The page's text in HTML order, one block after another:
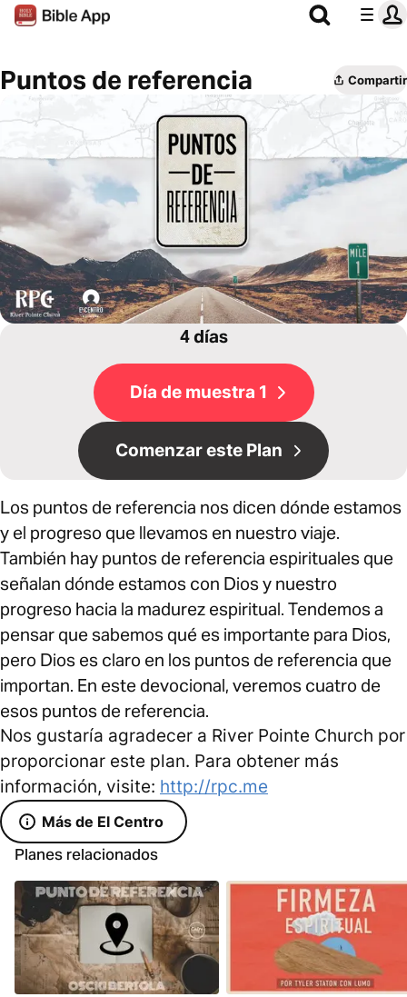
Puntos de referencia Compartir
4 días
Día de muestra 1
Comenzar este Plan
Los puntos de referencia nos dicen dónde estamos
y el progreso que llevamos en nuestro viaje.
También hay puntos de referencia espirituales que
señalan dónde estamos con Dios y nuestro
progreso hacia la madurez espiritual. Tendemos a
pensar que sabemos qué es importante para Dios,
pero Dios es claro en los puntos de referencia que
importan. En este devocional, veremos cuatro de
esos puntos de referencia.
Nos gustaría agradecer a River Pointe Church por
proporcionar este plan. Para obtener más
información, visite: http://rpc.me
Más de El Centro
Planes relacionados